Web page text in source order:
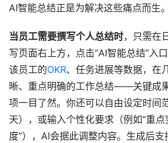
AI智能总结正是为解决这些痛点而生。
当员工需要撰写个人总结时，只需在
写页面右上方，点击“AI智能总结”入
该员工的OKR、任务进展等数据，在
晰、重点明确的工作总结——关键成
项一目了然。你还可以自由设定时间
天），或输入个性化要求（例如“重
度”），AI会据此调整内容。生成后